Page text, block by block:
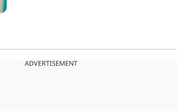
ADVERTISEMENT